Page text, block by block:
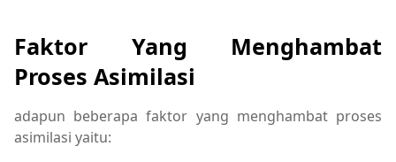
Faktor Yang Menghambat
Proses Asimilasi
adapun beberapa faktor yang menghambat proses
asimilasi yaitu: